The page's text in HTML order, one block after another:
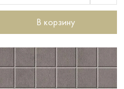
В корзину